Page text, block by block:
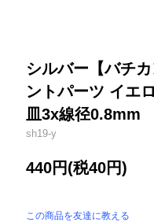
シルバー【バチ
ントパーツ イエ
皿3x線径0.8mm
sh19-y
440円(税40円)
この商品を友達に教える